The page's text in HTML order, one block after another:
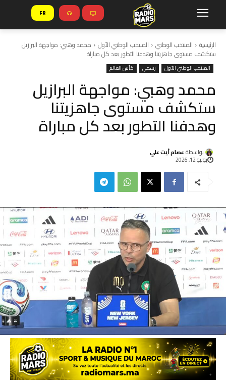
FR
الرئيسية المنتخب الوطني المنتخب الوطني الأول محمد وهبي: مواجهة البرازيل
ستكشف مستوى جاهزيتنا وهدفنا التطور بعد كل مباراة
المنتخب الوطني الأول رسمي كأس العالم
محمد وهبي: مواجهة البرازيل
ستكشف مستوى جاهزيتنا
وهدفنا التطور بعد كل مباراة
بواسطة عصام أيت علي
يونيو 12, 2026